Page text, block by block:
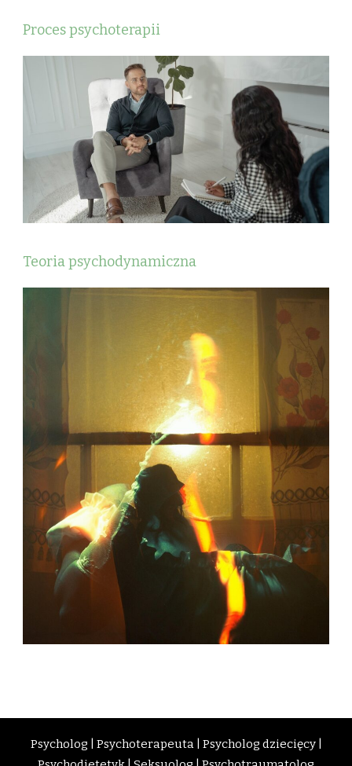
Proces psychoterapii
Teoria psychodynamiczna
Psycholog Psychoterapeuta| Psycholog dziecięcy|